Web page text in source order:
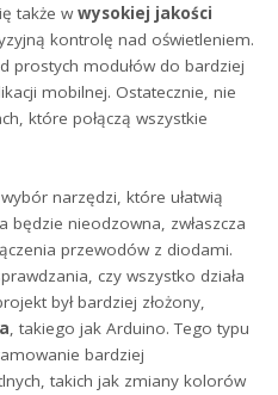
także ‌wwysokiej⁤ jakości
kontrolę nad oświetleniem.
prostych modułów do bardziej
mobilnej. Ostatecznie, nie
które połączą wszystkie
narzędzi, które ułatwią
będzie nieodzowna, zwłaszcza
przewodów z diodami.
czy wszystko działa​
był bardziej ‌złożony,
, takiego jak Arduino. Tego typu
bardziej
takich jak zmiany kolorów